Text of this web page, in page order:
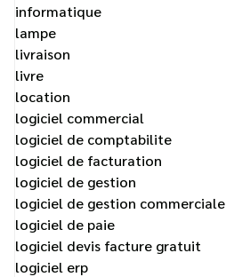
informatique
lampe
livraison
livre
location
logiciel commercial
logiciel de comptabilite
logiciel de facturation
logiciel de gestion
logiciel de gestion commerciale
logiciel de paie
logiciel devis facture gratuit
logiciel erp